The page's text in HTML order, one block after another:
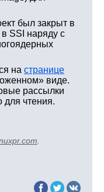
был закрыт в
SSI наряду с
на странице
виде.
рассылки
для чтения.